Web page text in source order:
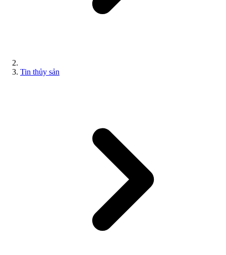
Tin thủy sản